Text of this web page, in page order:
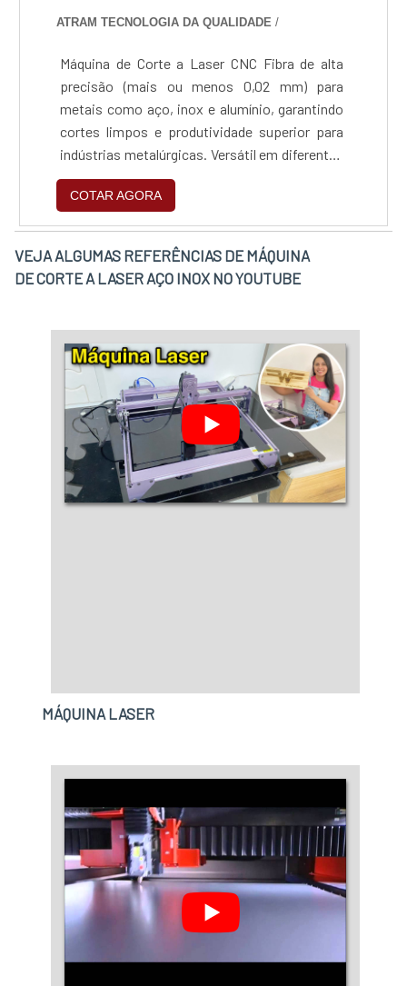
ATRAM TECNOLOGIA DA QUALIDADE /
Máquina de Corte a Laser CNC Fibra de alta
precisão (mais ou menos 0,02 mm) para
metais como aço, inox e alumínio, garantindo
cortes limpos e produtividade superior para
indústrias metalúrgicas. Versátil em diferentes
materiais e espessuras, de protótipos a
grandes lotes, permitindo que fabricantes de
estruturas e caldeirarias reduzam custos e
ganhem agilidade sem retrabalho. Fonte de
fibra óptica durável e de baixo consumo
elétrico, proporcionando rápido retorno sobre
fornecimento de peças sob medida.
COTAR AGORA
VEJA ALGUMAS REFERÊNCIAS DE MÁQUINA
DE CORTE A LASER AÇO INOX NO YOUTUBE
MÁQUINA LASER